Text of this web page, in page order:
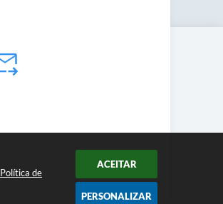
Política de
ACEITAR
PERSONALIZAR